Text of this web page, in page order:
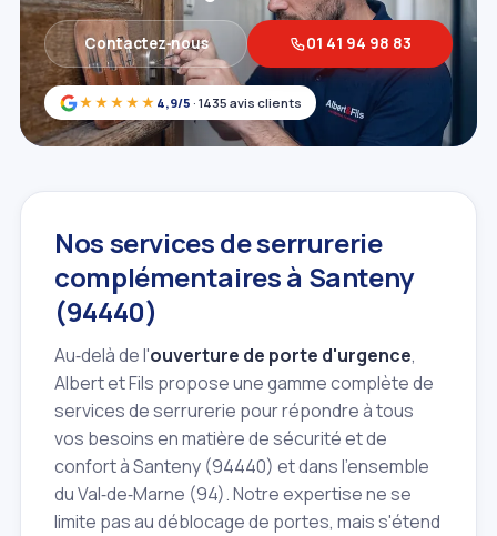
★★★★★ 4,9/5 · 1435 avis clients
Contactez‑nous 01 41 94 98 83
Nos services de serrurerie
complémentaires à Santeny
(94440)
Au‑delà de l'ouverture de porte d'urgence,
Albert et Fils propose une gamme complète de
services de serrurerie pour répondre à tous
vos besoins en matière de sécurité et de
confort à Santeny (94440) et dans l'ensemble
du Val‑de‑Marne (94). Notre expertise ne se
limite pas au déblocage de portes, mais s'étend